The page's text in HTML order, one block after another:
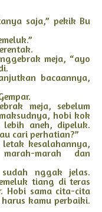
saja,” pekik Bu
meja, “ayo
bacaannya,
meja, sebelum
hobi kok
lebih aneh, dipeluk.
cari perhatian?”
kesalahannya,
marah dan
nggak jelas.
tiang di teras
Hobi sama cita-cita
kamu perbaiki.